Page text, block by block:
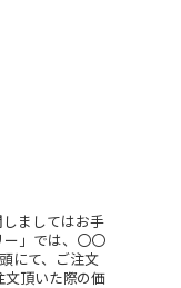
ましてはお手
」では、〇〇
にて、ご注文
文頂いた際の価